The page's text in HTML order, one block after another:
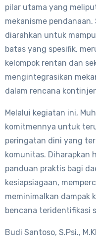
pilar utama yang
mekanisme
diarahkan untuk
batas yang spesifik,
kelompok rentan dan
mengintegrasikan
dalam rencana
Melalui kegiatan ini,
komitmennya untuk
peringatan dini yang
komunitas. Diharapkan
panduan praktis bagi
kesiapsiagaan,
meminimalkan dampak
bencana teridentifikasi
Budi Santoso, S.Psi.,